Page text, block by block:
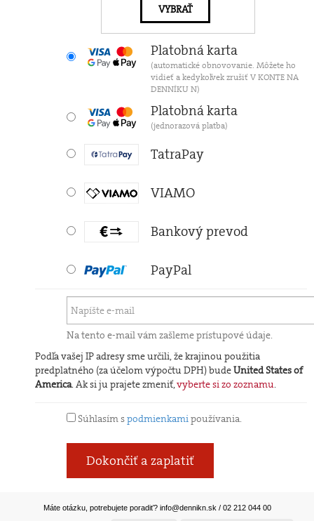
VYBRAŤ
Platobná karta
(automatické obnovovanie. Môžete ho
vidieť a kedykoľvek zrušiť V KONTE NA
DENNÍKU N)
Platobná karta
(jednorazová platba)
TatraPay
VIAMO
Bankový prevod
PayPal
Na tento e-mail vám zašleme prístupové údaje.
Podľa vašej IP adresy sme určili, že krajinou použitia
predplatného (za účelom výpočtu DPH) budeUnited States of
America. Ak si ju prajete zmeniť,vyberte si zo zoznamu.
Súhlasím spodmienkamipoužívania.
Dokončiť a zaplatiť
Máte otázku, potrebujete poradiť? info@dennikn.sk / 02 212 044 00